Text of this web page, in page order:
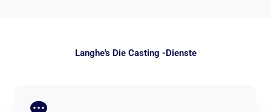
Langhe's Die Casting -Dienste